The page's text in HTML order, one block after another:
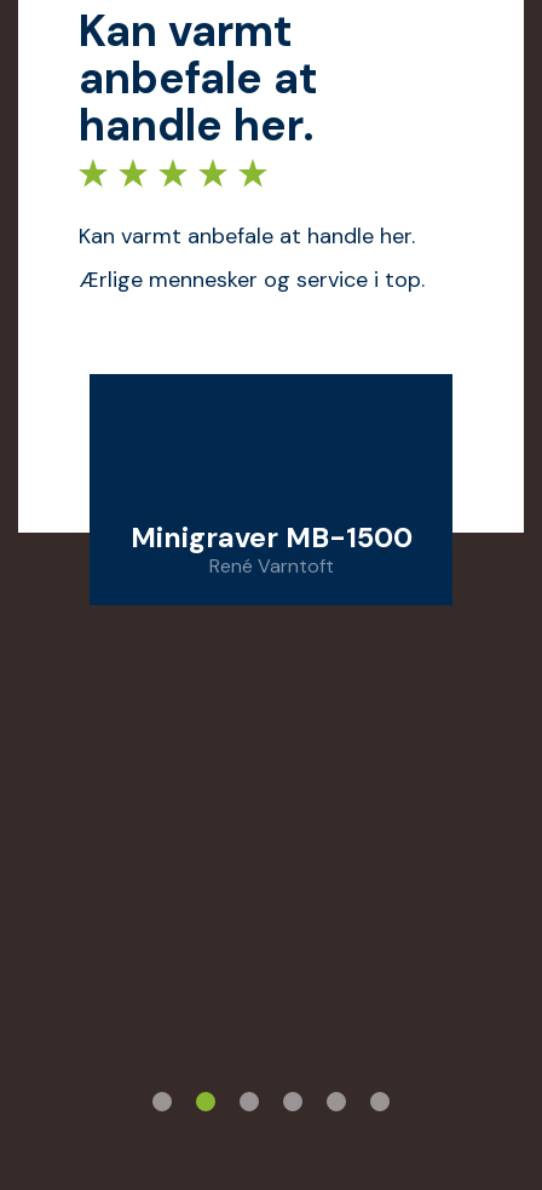
Kan varmt
anbefale at
handle her.
Kan varmt anbefale at handle her.
Ærlige mennesker og service i top.
Minigraver MB-1500
René Varntoft